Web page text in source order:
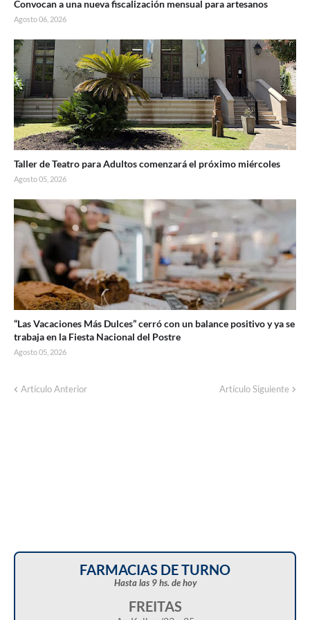
Convocan a una nueva fiscalización mensual para artesanos
Agosto 06, 2026
Taller de Teatro para Adultos comenzará el próximo miércoles
Agosto 05, 2026
“Las Vacaciones Más Dulces” cerró con un balance positivo y ya se
trabaja en la Fiesta Nacional del Postre
Agosto 05, 2026
Artículo Anterior Artículo Siguiente
FARMACIAS DE TURNO
Hasta las 9 hs. de hoy
FREITAS